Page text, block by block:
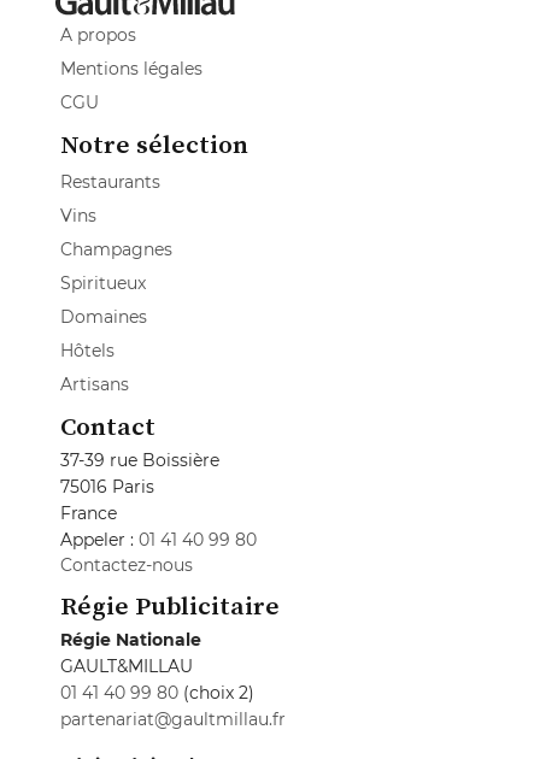
A propos
Mentions légales
CGU
Notre sélection
Restaurants
Vins
Champagnes
Spiritueux
Domaines
Hôtels
Artisans
Contact
37-39 rue Boissière
75016 Paris
France
Appeler : 01 41 40 99 80
Contactez-nous
Régie Publicitaire
Régie Nationale
GAULT&MILLAU
01 41 40 99 80 (choix 2)
partenariat@gaultmillau.fr